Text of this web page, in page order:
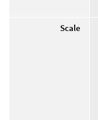
Scale